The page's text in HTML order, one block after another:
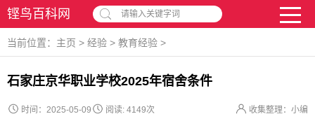
铿鸟百科网 请输入关键字词
当前位置： 主页 > 经验 > 教育经验 >
石家庄京华职业学校2025年宿舍条件
时间：2025-05-09 收集整理：小编
阅读: 4149次